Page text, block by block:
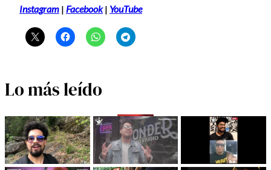
Instagram | Facebook| YouTube
Lo más leído